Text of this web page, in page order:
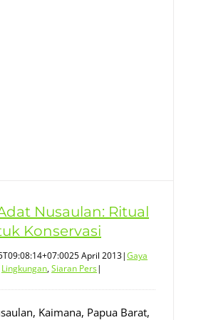
Nusaulan: Ritual
Konservasi
25 April 2013|Gaya
Lingkungan,Siaran Pers|
Kaimana, Papua Barat,